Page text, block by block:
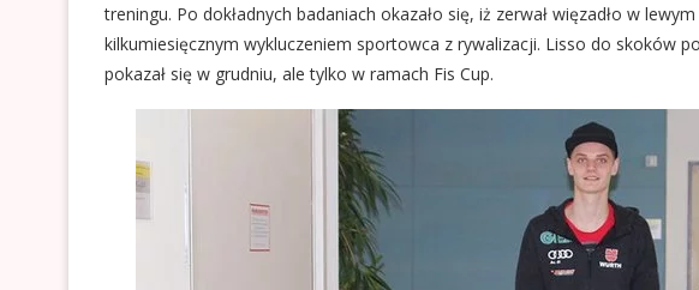
treningu. Po dokładnych badaniach okazało się, iż zerwał więzadło w
kilkumiesięcznym wykluczeniem sportowca z rywalizacji. Lisso do skoków
pokazał się w grudniu, ale tylko w ramach Fis Cup.